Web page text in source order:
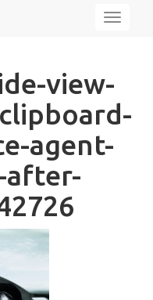
view-
agent-
after-